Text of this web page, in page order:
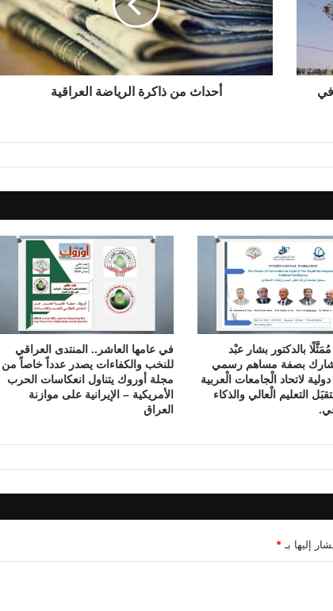
في
ث
م
ن
ذ
ا
ا
ي
ض
ة
ل
ر
ا
ي
ة
أحداث من ذاكرة الرياضة العراقية
مُمَثَّلًا بالدكتور بشار عبْد
يُشارك بصفة مساهم رسمي
لاتحاد الْجامعات الْعربية
التعليم الْعالي والذكاء
في عامها العاشر.. المنتدى العراقي
للنخب والكفاءات يصدر عدداً خاصاً من
مجلة أوروك يتناول انعكاسات الحرب
الأمريكية – الإيرانية على موازنة
العراق
إليها بـ *